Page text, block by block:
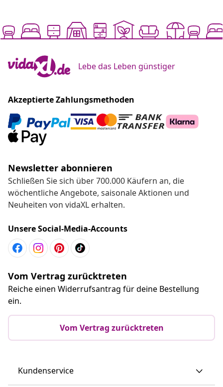
Lebe das Leben günstiger
Akzeptierte Zahlungsmethoden
Newsletter abonnieren
Schließen Sie sich über 700.000 Käufern an, die
wöchentliche Angebote, saisonale Aktionen und
Neuheiten von vidaXL erhalten.
Unsere Social-Media-Accounts
Vom Vertrag zurücktreten
Reiche einen Widerrufsantrag für deine Bestellung
ein.
Vom Vertrag zurücktreten
Kundenservice